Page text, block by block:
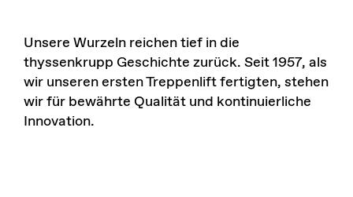
Unsere Wurzeln reichen tief in die
thyssenkrupp Geschichte zurück. Seit 1957, als
wir unseren ersten Treppenlift fertigten, stehen
wir für bewährte Qualität und kontinuierliche
Innovation.